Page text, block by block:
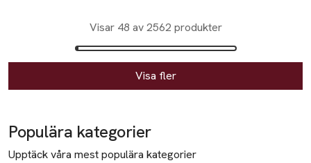
Visar 48 av 2562 produkter
Visa fler
Populära kategorier
Upptäck våra mest populära kategorier